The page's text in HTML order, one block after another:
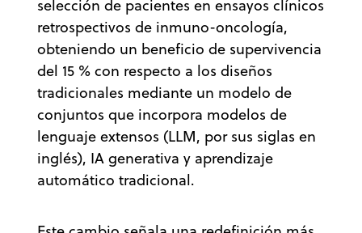
selección de pacientes en ensayos clínicos
retrospectivos de inmuno-oncología,
obteniendo un beneficio de supervivencia
del 15 % con respecto a los diseños
tradicionales mediante un modelo de
conjuntos que incorpora modelos de
lenguaje extensos (LLM, por sus siglas en
inglés), IA generativa y aprendizaje
automático tradicional.